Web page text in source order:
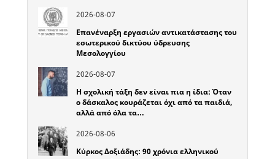
2026-08-07
Επανέναρξη εργασιών αντικατάστασης του
εσωτερικού δικτύου ύδρευσης
Μεσολογγίου
2026-08-07
Η σχολική τάξη δεν είναι πια η ίδια: Όταν
ο δάσκαλος κουράζεται όχι από τα παιδιά,
αλλά από όλα τα…
2026-08-06
Κύρκος Δοξιάδης: 90 χρόνια ελληνικού